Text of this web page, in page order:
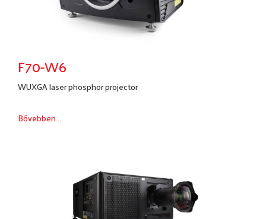
F70-W6
WUXGA laser phosphor projector
Bővebben...